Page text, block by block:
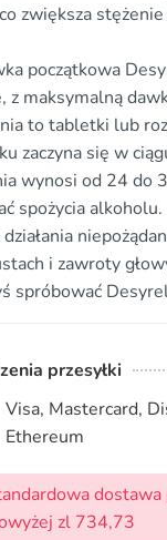
zwiększa
początkowa
z maksymalną
to tabletki lub
zaczyna się w
wynosi od 24 do
spożycia alkoholu.
i zawroty
spróbować
przesyłki
Visa, Mastercard,
Ethereum
zl 734,73